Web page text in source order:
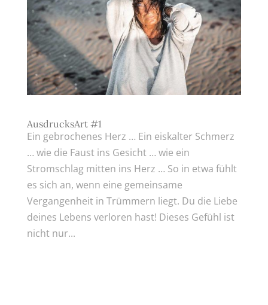
AusdrucksArt #1
Ein gebrochenes Herz … Ein eiskalter Schmerz
… wie die Faust ins Gesicht … wie ein
Stromschlag mitten ins Herz … So in etwa fühlt
es sich an, wenn eine gemeinsame
Vergangenheit in Trümmern liegt. Du die Liebe
deines Lebens verloren hast! Dieses Gefühl ist
nicht nur...